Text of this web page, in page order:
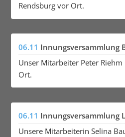
Rendsburg vor Ort.
06.11 Innungsversammlung
Unser Mitarbeiter Peter
Ort.
06.11 Innungsversammlung
Unsere Mitarbeiterin Selina